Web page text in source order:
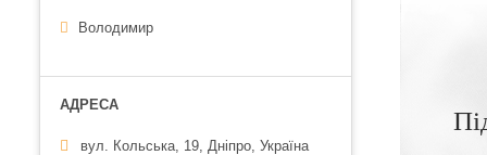
Володимир
вул. Кольська, 19, Дніпро, Україна